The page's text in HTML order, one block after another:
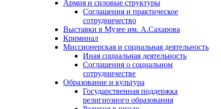
Армия и силовые структуры
Соглашения и практическое
сотрудничество
Выставки в Музее им. А.Сахарова
Криминал
Миссионерская и социальная деятельность
Иная социальная деятельность
Соглашения о социальном
сотрудничестве
Образование и культура
Государственная поддержка
религиозного образования